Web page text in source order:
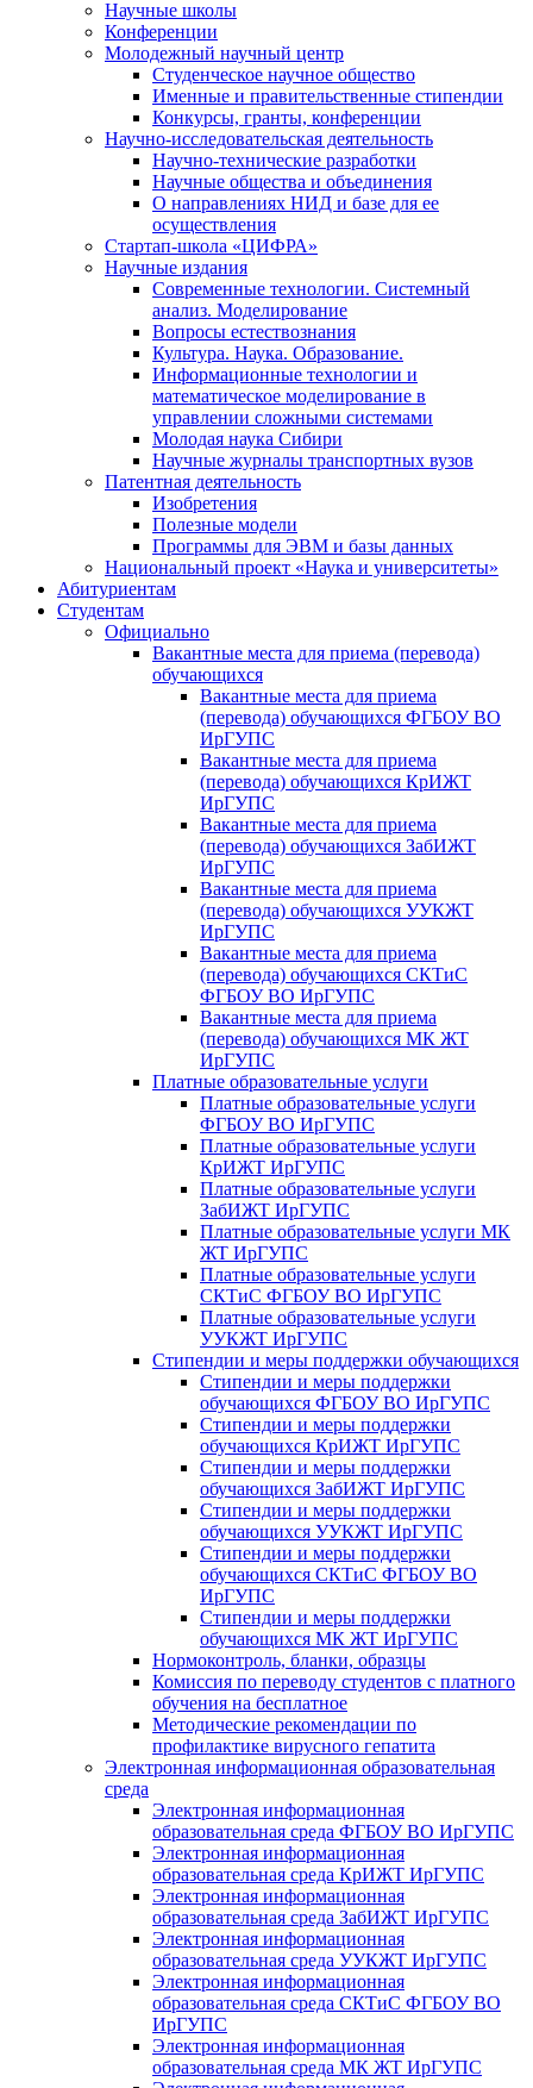
Научные школы
Конференции
Молодежный научный центр
Студенческое научное общество
Именные и правительственные стипендии
Конкурсы, гранты, конференции
Научно-исследовательская деятельность
Научно-технические разработки
Научные общества и объединения
О направлениях НИД и базе для ее
осуществления
Стартап-школа «ЦИФРА»
Научные издания
Современные технологии. Системный
анализ. Моделирование
Вопросы естествознания
Культура. Наука. Образование.
Информационные технологии и
математическое моделирование в
управлении сложными системами
Молодая наука Сибири
Научные журналы транспортных вузов
Патентная деятельность
Изобретения
Полезные модели
Программы для ЭВМ и базы данных
Национальный проект «Наука и университеты»
Абитуриентам
Студентам
Официально
Вакантные места для приема (перевода)
обучающихся
Вакантные места для приема
(перевода) обучающихся ФГБОУ ВО
ИрГУПС
Вакантные места для приема
(перевода) обучающихся КрИЖТ
ИрГУПС
Вакантные места для приема
(перевода) обучающихся ЗабИЖТ
ИрГУПС
Вакантные места для приема
(перевода) обучающихся УУКЖТ
ИрГУПС
Вакантные места для приема
(перевода) обучающихся СКТиС
ФГБОУ ВО ИрГУПС
Вакантные места для приема
(перевода) обучающихся МК ЖТ
ИрГУПС
Платные образовательные услуги
Платные образовательные услуги
ФГБОУ ВО ИрГУПС
Платные образовательные услуги
КрИЖТ ИрГУПС
Платные образовательные услуги
ЗабИЖТ ИрГУПС
Платные образовательные услуги МК
ЖТ ИрГУПС
Платные образовательные услуги
СКТиС ФГБОУ ВО ИрГУПС
Платные образовательные услуги
УУКЖТ ИрГУПС
Стипендии и меры поддержки обучающихся
Стипендии и меры поддержки
обучающихся ФГБОУ ВО ИрГУПС
Стипендии и меры поддержки
обучающихся КрИЖТ ИрГУПС
Стипендии и меры поддержки
обучающихся ЗабИЖТ ИрГУПС
Стипендии и меры поддержки
обучающихся УУКЖТ ИрГУПС
Стипендии и меры поддержки
обучающихся СКТиС ФГБОУ ВО
ИрГУПС
Стипендии и меры поддержки
обучающихся МК ЖТ ИрГУПС
Нормоконтроль, бланки, образцы
Комиссия по переводу студентов с платного
обучения на бесплатное
Методические рекомендации по
профилактике вирусного гепатита
Электронная информационная образовательная
среда
Электронная информационная
образовательная среда ФГБОУ ВО ИрГУПС
Электронная информационная
образовательная среда КрИЖТ ИрГУПС
Электронная информационная
образовательная среда ЗабИЖТ ИрГУПС
Электронная информационная
образовательная среда УУКЖТ ИрГУПС
Электронная информационная
образовательная среда СКТиС ФГБОУ ВО
ИрГУПС
Электронная информационная
образовательная среда МК ЖТ ИрГУПС